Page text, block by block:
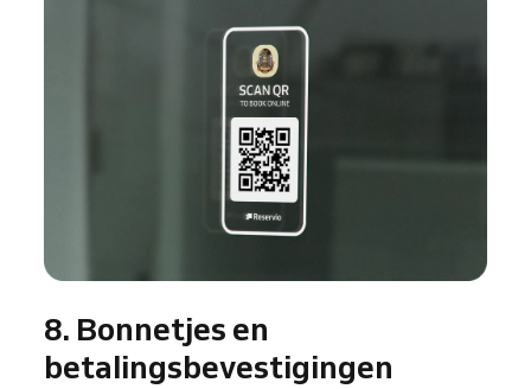
8. Bonnetjes en
betalingsbevestigingen